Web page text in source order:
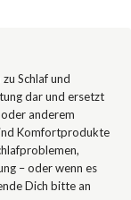
Schlaf und
dar und ersetzt
anderem
Komfortprodukte
– oder wenn es
Dich bitte an